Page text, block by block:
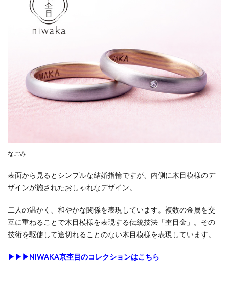
なごみ
表面から見るとシンプルな結婚指輪ですが、内側に木目模様のデ
ザインが施されたおしゃれなデザイン。
二人の温かく、和やかな関係を表現しています。複数の金属を交
互に重ねることで木目模様を表現する伝統技法「杢目金」。その
技術を駆使して途切れることのない木目模様を表現しています。
▶︎▶︎▶︎NIWAKA京杢目のコレクションはこちら